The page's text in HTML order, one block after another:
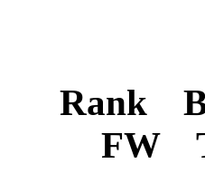
Rank
FW